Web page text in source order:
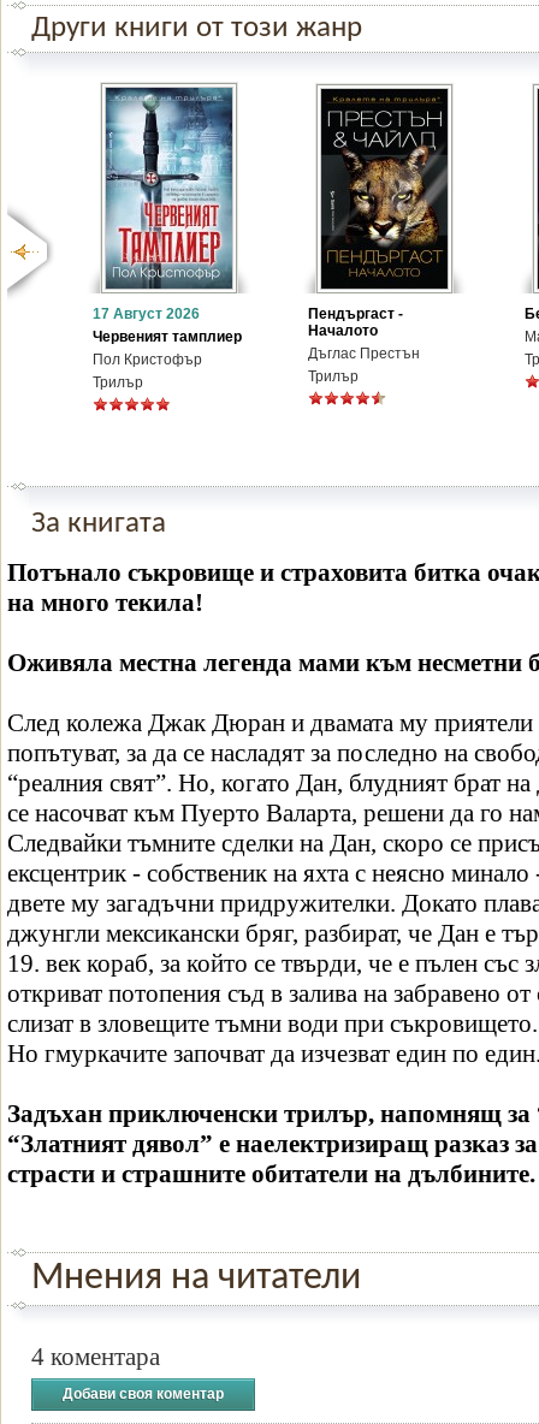
Други книги от този жанр
17 Август 2026
Червеният тамплиер
Пол Кристофър
Трилър
Пендъргаст -
Началото
Дъглас Престън
Трилър
За книгата
Потънало съкровище и страховита битка
на много текила!
Оживяла местна легенда мами към несметни
След колежа Джак Дюран и двамата му
попътуват, за да се насладят за последно на
“реалния свят”. Но, когато Дан, блудният брат
се насочват към Пуерто Валарта, решени да го
Следвайки тъмните сделки на Дан, скоро се
ексцентрик - собственик на яхта с неясно
двете му загадъчни придружителки. Докато
джунгли мексикански бряг, разбират, че Дан е
19. век кораб, за който се твърди, че е пълен със
откриват потопения съд в залива на забравено
слизат в зловещите тъмни води при съкровището.
Но гмуркачите започват да изчезват един по
Задъхан приключенски трилър, напомнящ
“Златният дявол” е наелектризиращ разказ
страсти и страшните обитатели на дълбините.
Мнения на читатели
4 коментара
Добави своя коментар